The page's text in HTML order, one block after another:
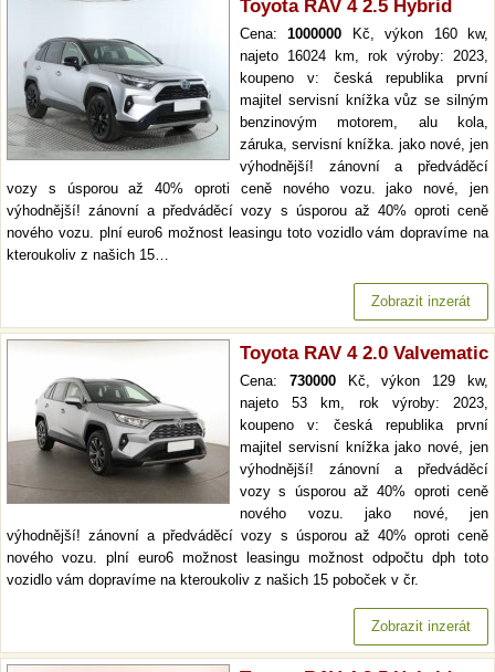
Toyota RAV 4 2.5 Hybrid
Cena:1000000 Kč, výkon 160 kw,
najeto 16024 km, rok výroby: 2023,
koupeno v: česká republika první
majitel servisní knížka vůz se silným
benzinovým motorem, alu kola,
záruka, servisní knížka. jako nové, jen
výhodnější! zánovní a předváděcí
vozy s úsporou až 40% oproti ceně nového vozu. jako nové, jen
výhodnější! zánovní a předváděcí vozy s úsporou až 40% oproti ceně
nového vozu. plní euro6 možnost leasingu toto vozidlo vám dopravíme na
kteroukoliv z našich 15…
Zobrazit inzerát
Toyota RAV 4 2.0 Valvematic
Cena: 730000Kč, výkon 129 kw,
najeto 53 km, rok výroby: 2023,
koupeno v: česká republika první
majitel servisní knížka jako nové, jen
výhodnější! zánovní a předváděcí
vozy s úsporou až 40% oproti ceně
nového vozu. jako nové, jen
výhodnější! zánovní a předváděcí vozy s úsporou až 40% oproti ceně
nového vozu. plní euro6 možnost leasingu možnost odpočtu dph toto
vozidlo vám dopravíme na kteroukoliv z našich 15 poboček v čr.
Zobrazit inzerát